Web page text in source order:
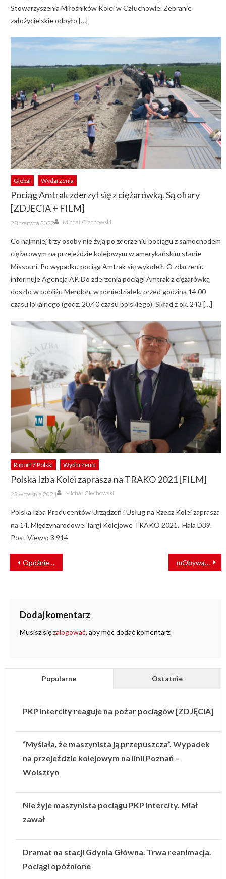
Stowarzyszenia Miłośników Kolei w Człuchowie. Zebranie
założycielskie odbyło […]
Global Wydarzenia
Pociąg Amtrak zderzył się z ciężarówką. Są ofiary
[ZDJĘCIA + FILM]
Posted
on
28 czerwca 2022 Author
Michał Ciechowski
Co najmniej trzy osoby nie żyją po zderzeniu pociągu z samochodem
ciężarowym na przejeździe kolejowym w amerykańskim stanie
Missouri. Po wypadku pociąg Amtrak się wykoleił. O zdarzeniu
informuje Agencja AP. Do zderzenia pociągi Amtrak z ciężarówką
doszło w pobliżu Mendon, w poniedziałek, przed godziną 14.00
czasu lokalnego (godz. 20.40 czasu polskiego). Skład z ok. 243 […]
Raport Z Polski Wydarzenia
Polska Izba Kolei zaprasza na TRAKO 2021 [FILM]
Posted
on
23 września 2021 Author
Michał Ciechowski
Polska Izba Producentów Urządzeń i Usług na Rzecz Kolei zaprasza
na 14. Międzynarodowe Targi Kolejowe TRAKO 2021. Hala D39.
Post Views: 3 914
NAWIGACJA
WPISU
Opóźnienia na Rail Baltica różnie oceniane mObywatel w pociągach PKP Intercity
Dodaj komentarz
Musisz sięzalogować, aby móc dodać komentarz.
Popularne Ostatnie
PKP Intercity reaguje na pożar pociągów [ZDJĘCIA]
“Myślała, że maszynista ją przepuszcza”. Wypadek
na przejeździe kolejowym na linii Poznań –
Wolsztyn
Nie żyje maszynista pociągu PKP Intercity. Miał
zawał
Dramat na stacji Gdynia Główna. Trwa reanimacja.
Pociągi opóźnione